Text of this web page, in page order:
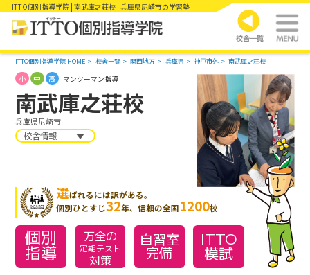
ITTO個別指導学院 | 南武庫之荘校 | 兵庫県尼崎市の学習塾
ITTO個別指導学院 HOME 校舎一覧 関西地方 兵庫県 神戸市外 南武庫之荘校
南武庫之荘校
兵庫県尼崎市
小 中 高 マンツーマン指導
校舎情報
選ばれるには訳がある。
個別ひとすじ32年、信頼の全国1200校
個別
指導
万全の
定期テスト
対策
自習室
完備
ITTO
模試